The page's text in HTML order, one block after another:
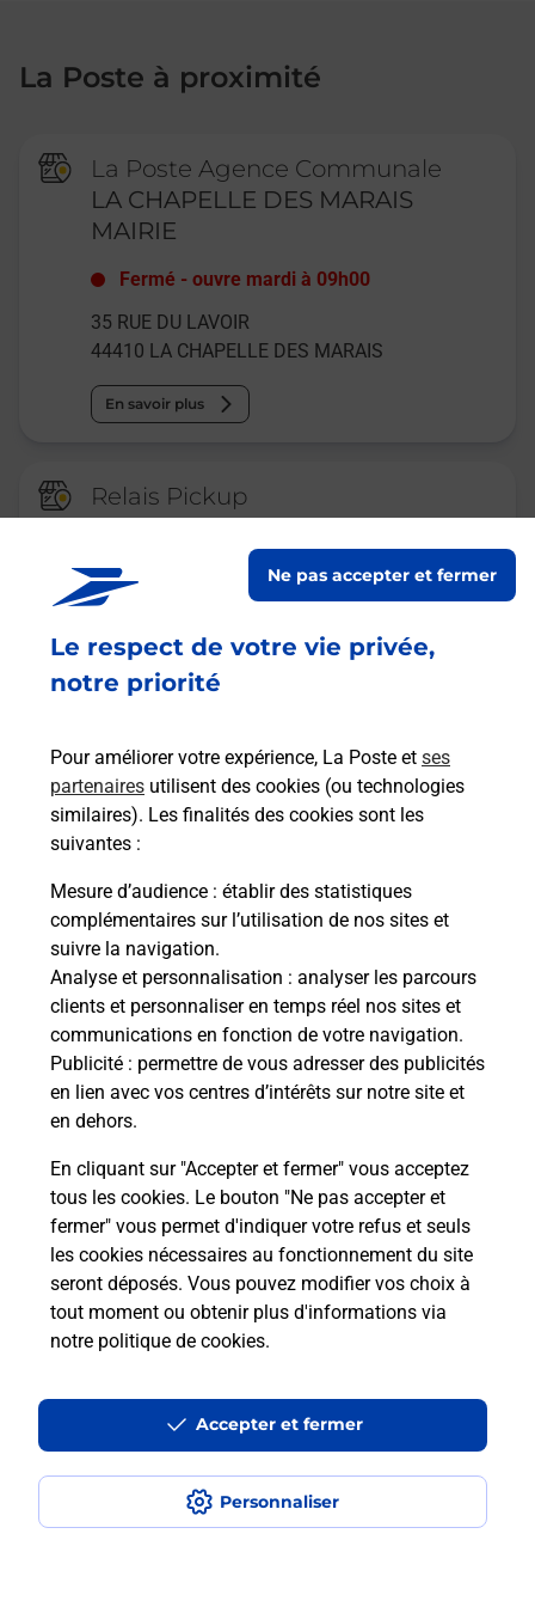
Le respect de votre vie privée,
notre priorité
Pour améliorer votre expérience, La Poste et ses
partenaires utilisent des cookies (ou technologies
similaires). Les finalités des cookies sont les
suivantes :
Mesure d’audience : établir des statistiques
complémentaires sur l’utilisation de nos sites et
suivre la navigation.
Analyse et personnalisation : analyser les parcours
clients et personnaliser en temps réel nos sites et
communications en fonction de votre navigation.
Publicité : permettre de vous adresser des publicités
en lien avec vos centres d’intérêts sur notre site et
en dehors.
En cliquant sur "Accepter et fermer" vous acceptez
tous les cookies. Le bouton "Ne pas accepter et
fermer" vous permet d'indiquer votre refus et seuls
les cookies nécessaires au fonctionnement du site
seront déposés. Vous pouvez modifier vos choix à
tout moment ou obtenir plus d'informations via
notre politique de cookies.
Personnaliser
Ne pas accepter et fermer
Accepter et fermer
La Poste à proximité
La Poste Agence Communale
LA CHAPELLE DES MARAIS
MAIRIE
Fermé -ouvre mardi à 09h00
35 RUE DU LAVOIR
44410 LA CHAPELLE DES MARAIS
En savoir plus
Relais Pickup
CONSIGNE SUPER U LA
jusqu'à 23h59
4 RUE DES LEVEES MIRAUD
44410 LA CHAPELLE DES MARAIS
Malin !
La Poste
en ligne
Ouvert 24h/24
En savoir plus
LA CHAPELLE DES MARAIS
TABAC PRESSE LOTO
Accessibilité : partiellement conforme
Conditions contractuelles
Mentions légales